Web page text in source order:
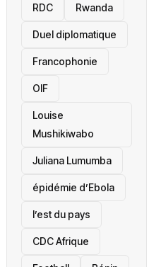
RDC Rwanda
Duel diplomatique
Francophonie
OIF
Louise
Mushikiwabo
Juliana Lumumba
épidémie d’Ebola
l’est du pays
CDC Afrique